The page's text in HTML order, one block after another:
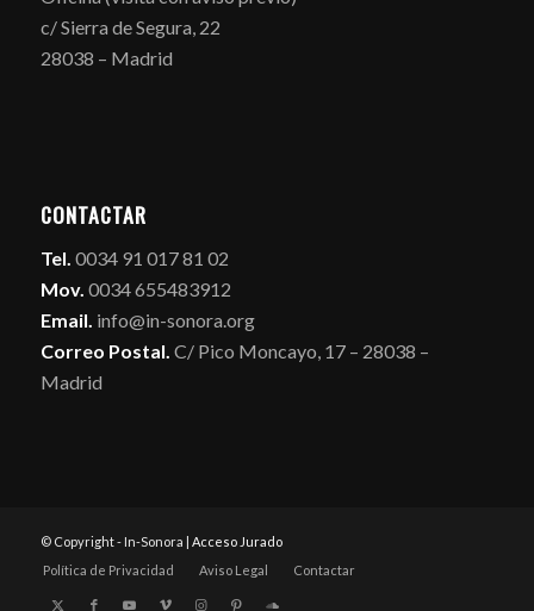
c/ Sierra de Segura, 22
28038 – Madrid
CONTACTAR
Tel. 0034 91 017 81 02
Mov. 0034 655483912
Email. info@in-sonora.org
Correo Postal. C/ Pico Moncayo, 17 – 28038 –
Madrid
© Copyright - In-Sonora | Acceso Jurado
Política de Privacidad
Aviso Legal Contactar